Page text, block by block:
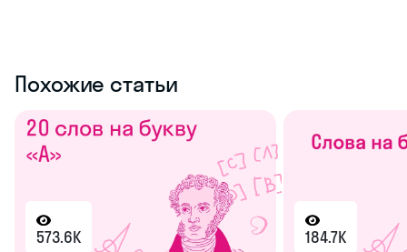
Похожие статьи
573.6K 184.7K